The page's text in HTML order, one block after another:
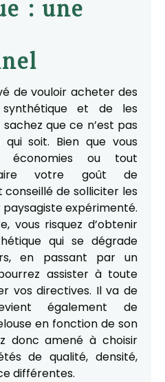
: une
de vouloir acheter des
et de les
que ce n’est pas
soit. Bien que vous
économies ou tout
votre goût de
conseillé de solliciter les
paysagiste expérimenté.
vous risquez d’obtenir
qui se dégrade
en passant par un
assister à toute
vos directives. Il va de
également de
en fonction de son
donc amené à choisir
de qualité, densité,
différentes.